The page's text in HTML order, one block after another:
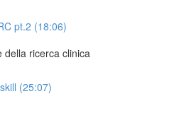
pt.2 (18:06)
della ricerca clinica
(25:07)